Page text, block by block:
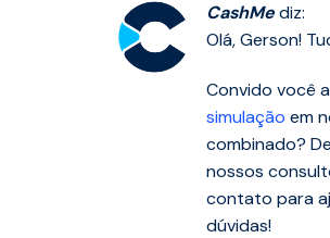
CashMe diz:
Olá, Gerson!
Convido você a
simulação em
combinado?
nossos
contato para
dúvidas!